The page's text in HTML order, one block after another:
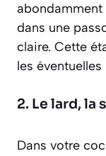
abondamment
dans une
claire. Cette
les
2. Le lard, la
Dans votre